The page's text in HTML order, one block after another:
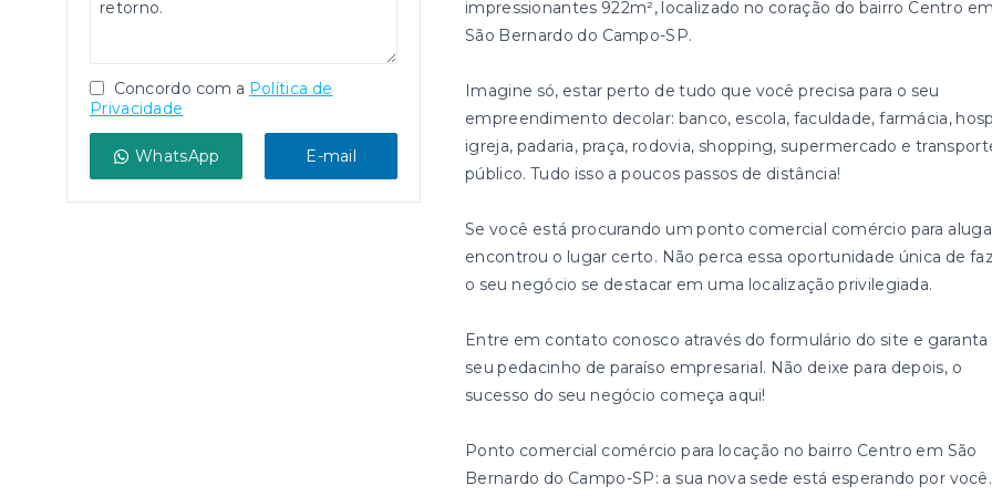
Concordo com a Política de
Privacidade
WhatsApp E-mail
impressionantes 922m², localizado no coração do bairro Centro em
São Bernardo do Campo-SP.
Imagine só, estar perto de tudo que você precisa para o seu
empreendimento decolar: banco, escola, faculdade, farmácia,
igreja, padaria, praça, rodovia, shopping, supermercado e
público. Tudo isso a poucos passos de distância!
Se você está procurando um ponto comercial comércio para
encontrou o lugar certo. Não perca essa oportunidade única de
o seu negócio se destacar em uma localização privilegiada.
Entre em contato conosco através do formulário do site e garanta
seu pedacinho de paraíso empresarial. Não deixe para depois, o
sucesso do seu negócio começa aqui!
Ponto comercial comércio para locação no bairro Centro em São
Bernardo do Campo-SP: a sua nova sede está esperando por você.